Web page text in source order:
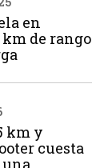
en
de rango
km y
cuesta
una